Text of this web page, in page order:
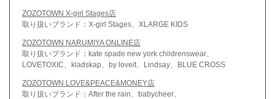
ZOZOTOWN X-girl Stages店
取り扱いブランド：X-girl Stages、XLARGE KIDS
ZOZOTOWN NARUMIYA ONLINE店
取り扱いブランド：kate spade new york childrenswear、
LOVETOXIC、kladskap、by loveit、Lindsay、BLUE CROSS
ZOZOTOWN LOVE&PEACE&MONEY店
取り扱いブランド：After the rain、babycheer、